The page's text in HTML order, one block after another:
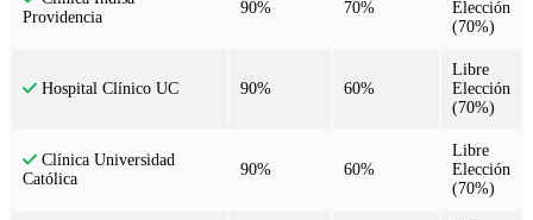
Providencia
90% 70%
Elección
(70%)
Hospital Clínico UC 90% 60%
Libre
Elección
(70%)
Clínica Universidad
Católica
90% 60%
Libre
Elección
(70%)